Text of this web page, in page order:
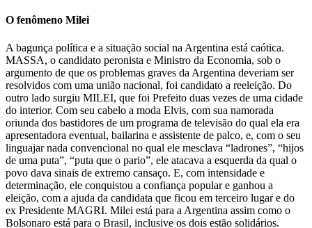
O fenômeno Milei
A bagunça política e a situação social na Argentina está caótica.
MASSA, o candidato peronista e Ministro da Economia, sob o
argumento de que os problemas graves da Argentina deveriam ser
resolvidos com uma união nacional, foi candidato a reeleição. Do
outro lado surgiu MILEI, que foi Prefeito duas vezes de uma cidade
do interior. Com seu cabelo a moda Elvis, com sua namorada
oriunda dos bastidores de um programa de televisão do qual ela era
apresentadora eventual, bailarina e assistente de palco, e, com o seu
linguajar nada convencional no qual ele mesclava “ladrones”, “hijos
de uma puta”, “puta que o pario”, ele atacava a esquerda da qual o
povo dava sinais de extremo cansaço. E, com intensidade e
determinação, ele conquistou a confiança popular e ganhou a
eleição, com a ajuda da candidata que ficou em terceiro lugar e do
ex Presidente MAGRI. Milei está para a Argentina assim como o
Bolsonaro está para o Brasil, inclusive os dois estão solidários.